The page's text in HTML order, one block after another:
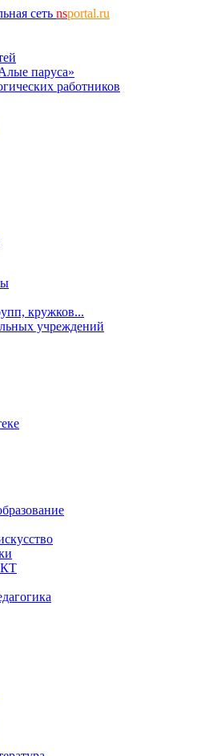
сеть nsportal.ru
паруса»
работников
кружков...
учреждений